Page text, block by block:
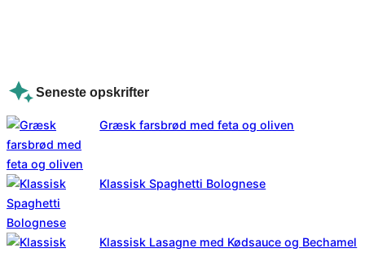
Seneste opskrifter
Græsk farsbrød med feta og oliven
Klassisk Spaghetti Bolognese
Klassisk Lasagne med Kødsauce og Bechamel